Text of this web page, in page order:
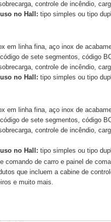
controle de incêndio,
no Hall: tipo simples ou tipo
em linha fina, aço inox de
código de sete segmentos, código
controle de incêndio,
no Hall: tipo simples ou tipo
em linha fina, aço inox de
código de sete segmentos, código
controle de incêndio,
no Hall: tipo simples ou tipo
comando de carro e painel de
que incluem a cabine de
e muito mais.